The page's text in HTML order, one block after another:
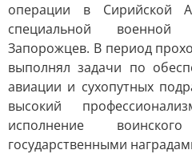
операции в Сирийской
специальной военной
Запорожцев. В период
выполнял задачи по
авиации и сухопутных
высокий
исполнение
государственными